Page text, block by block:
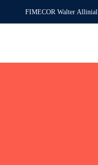
FIMECOR Walter Allinial